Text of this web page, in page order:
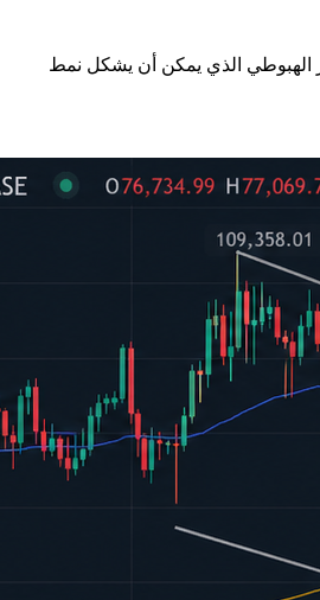
يفتح التحيز الهبوطي الذي يمكن أن يشكل نمط